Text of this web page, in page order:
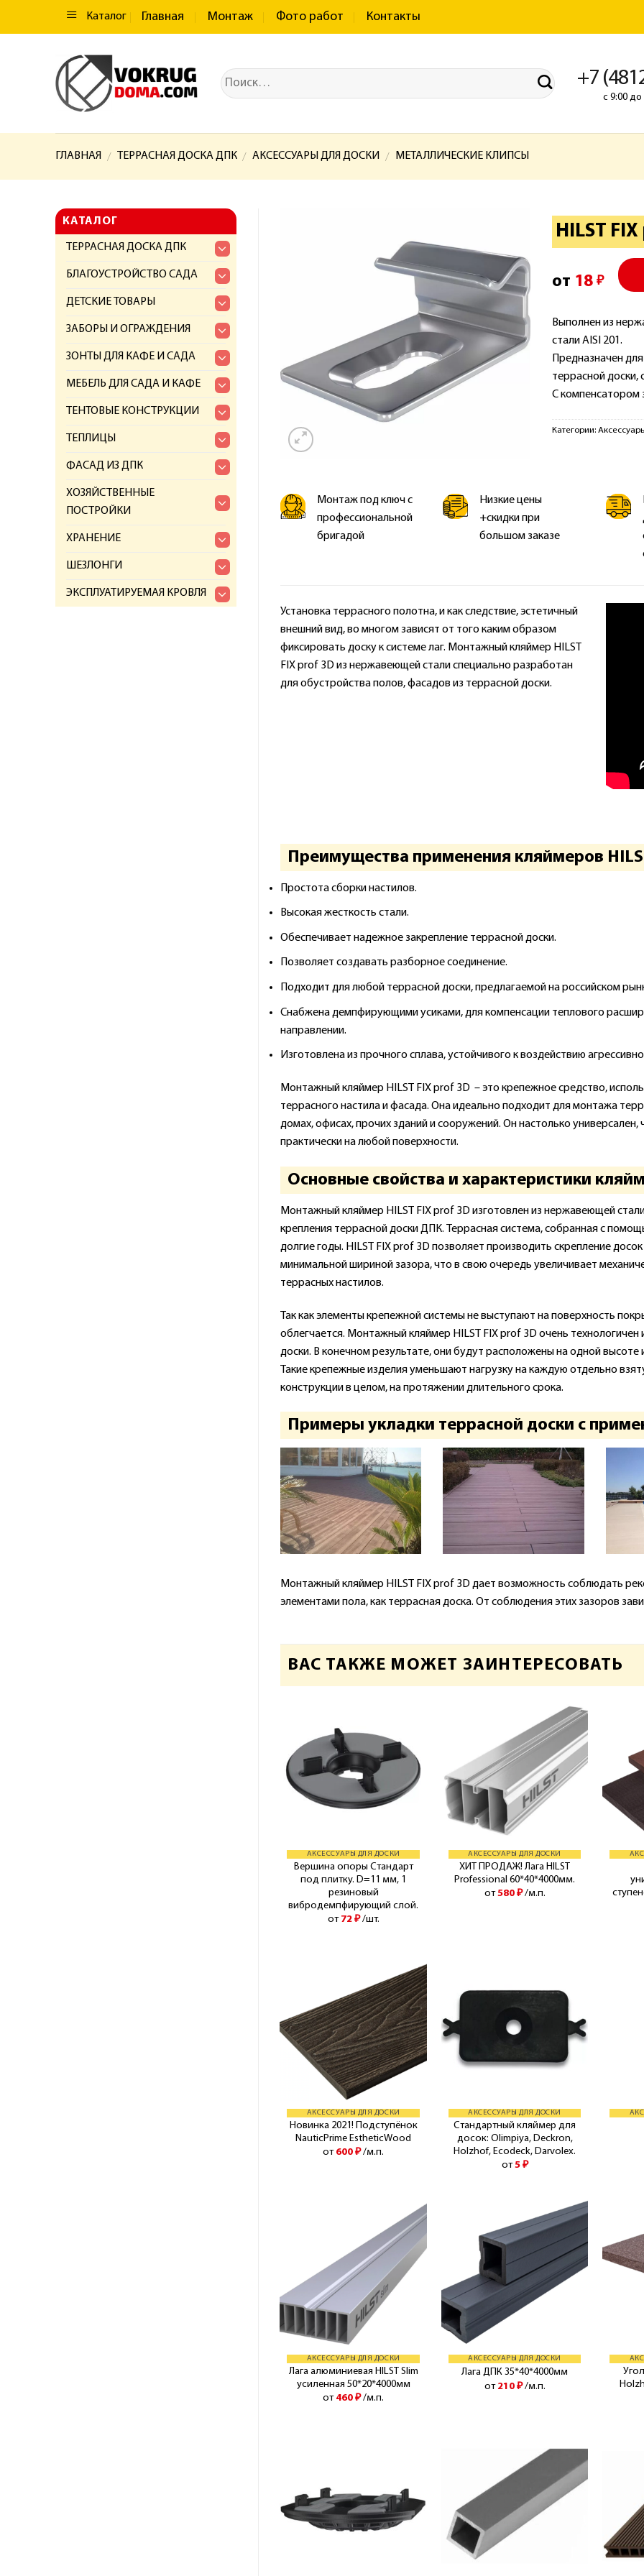
Каталог Главная Монтаж Фото работ Контакты
+7
с 9:00
ГЛАВНАЯ / ТЕРРАСНАЯ ДОСКА ДПК / АКСЕССУАРЫ ДЛЯ ДОСКИ / МЕТАЛЛИЧЕСКИЕ КЛИПСЫ
HILST
от 18 ₽
Выполнен из
стали AISI 201.
Предназначен
террасной доски,
С компенсатором
Категории:
Монтаж под ключ с
профессиональной
бригадой
Низкие цены
+скидки при
большом заказе
Установка террасного полотна, и как следствие, эстетичный
внешний вид, во многом зависят от того каким образом
фиксировать доску к системе лаг. Монтажный кляймер HILST
FIX prof 3D из нержавеющей стали специально разработан
для обустройства полов, фасадов из террасной доски.
Преимущества применения кляймеров
Простота сборки настилов.
Высокая жесткость стали.
Обеспечивает надежное закрепление террасной доски.
Позволяет создавать разборное соединение.
Подходит для любой террасной доски, предлагаемой на российском
Снабжена демпфирующими усиками, для компенсации теплового
направлении.
Изготовлена из прочного сплава, устойчивого к воздействию
Монтажный кляймер HILST FIX prof 3D – это крепежное средство,
террасного настила и фасада. Она идеально подходит для монтажа
домах, офисах, прочих зданий и сооружений. Он настолько
практически на любой поверхности.
Основные свойства и характеристики
Монтажный кляймер HILST FIX prof 3D изготовлен из нержавеющей
крепления террасной доски ДПК. Террасная система, собранная с
долгие годы. HILST FIX prof 3D позволяет производить скрепление
минимальной шириной зазора, что в свою очередь увеличивает
террасных настилов.
Так как элементы крепежной системы не выступают на поверхность
облегчается. Монтажный кляймер HILST FIX prof 3D очень
доски. В конечном результате, они будут расположены на одной
Такие крепежные изделия уменьшают нагрузку на каждую отдельно
конструкции в целом, на протяжении длительного срока.
Примеры укладки террасной доски с
Монтажный кляймер HILST FIX prof 3D дает возможность соблюдать
элементами пола, как террасная доска. От соблюдения этих зазоров
ВАС ТАКЖЕ МОЖЕТ ЗАИНТЕРЕСОВАТЬ
АКСЕССУАРЫ ДЛЯ ДОСКИ
Вершина опоры Стандарт
под плитку. D=11 мм, 1
резиновый
вибродемпфирующий слой.
от 72 ₽ /шт.
АКСЕССУАРЫ ДЛЯ ДОСКИ
ХИТ ПРОДАЖ! Лага HILST
Professional 60*40*4000мм.
от580 ₽ /м.п.
АКСЕССУАРЫ ДЛЯ ДОСКИ
Новинка 2021! Подступёнок
NauticPrime EstheticWood
от 600₽ /м.п.
АКСЕССУАРЫ ДЛЯ ДОСКИ
Стандартный кляймер для
досок: Olimpiya, Deckron,
Holzhof, Ecodeck, Darvolex.
от5 ₽
АКСЕССУАРЫ ДЛЯ ДОСКИ
Лага алюминиевая HILST Slim
усиленная 50*20*4000мм
от 460₽ /м.п.
АКСЕССУАРЫ ДЛЯ ДОСКИ
Лага ДПК 35*40*4000мм
от 210 ₽ /м.п.
КАТАЛОГ
ТЕРРАСНАЯ ДОСКА ДПК
БЛАГОУСТРОЙСТВО САДА
ДЕТСКИЕ ТОВАРЫ
ЗАБОРЫ И ОГРАЖДЕНИЯ
ЗОНТЫ ДЛЯ КАФЕ И САДА
МЕБЕЛЬ ДЛЯ САДА И КАФЕ
ТЕНТОВЫЕ КОНСТРУКЦИИ
ТЕПЛИЦЫ
ФАСАД ИЗ ДПК
ХОЗЯЙСТВЕННЫЕ
ПОСТРОЙКИ
ХРАНЕНИЕ
ШЕЗЛОНГИ
ЭКСПЛУАТИРУЕМАЯ КРОВЛЯ